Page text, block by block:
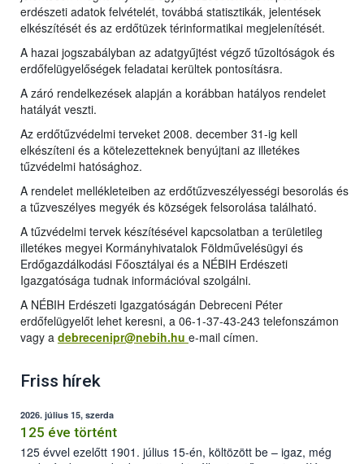
erdészeti adatok felvételét, továbbá statisztikák, jelentések
elkészítését és az erdőtüzek térinformatikai megjelenítését.
A hazai jogszabályban az adatgyűjtést végző tűzoltóságok és
erdőfelügyelőségek feladatai kerültek pontosításra.
A záró rendelkezések alapján a korábban hatályos rendelet
hatályát veszti.
Az erdőtűzvédelmi terveket 2008. december 31-ig kell
elkészíteni és a kötelezetteknek benyújtani az illetékes
tűzvédelmi hatósághoz.
A rendelet mellékleteiben az erdőtűzveszélyességi besorolás és
a tűzveszélyes megyék és községek felsorolása található.
A tűzvédelmi tervek készítésével kapcsolatban a területileg
illetékes megyei Kormányhivatalok Földművelésügyi és
Erdőgazdálkodási Főosztályai és a NÉBIH Erdészeti
Igazgatósága tudnak információval szolgálni.
A NÉBIH Erdészeti Igazgatóságán Debreceni Péter
erdőfelügyelőt lehet keresni, a 06-1-37-43-243 telefonszámon
vagy a debrecenipr@nebih.hu e-mail címen.
Friss hírek
2026. július 15, szerda
125 éve történt
125 évvel ezelőtt 1901. július 15-én, költözött be – igaz, még